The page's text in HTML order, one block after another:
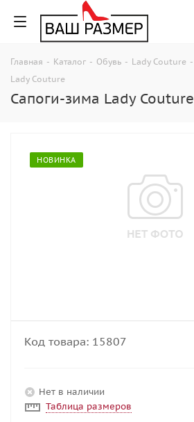
Главная - Каталог - Обувь - Lady Couture -
Lady Couture
Сапоги-зима Lady Couture
НОВИНКА
Код товара: 15807
Нет в наличии
Таблица размеров